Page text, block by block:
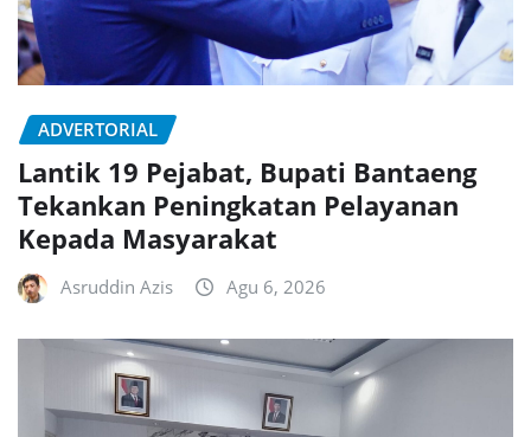
ADVERTORIAL
Lantik 19 Pejabat, Bupati Bantaeng
Tekankan Peningkatan Pelayanan
Kepada Masyarakat
Asruddin Azis Agu 6, 2026